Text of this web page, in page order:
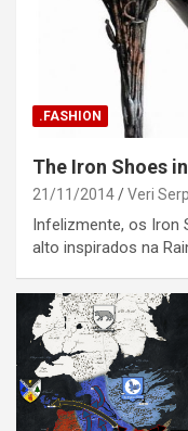
.FASHION
The Iron Shoes
21/11/2014 Veri
Infelizmente, os Iron
alto inspirados na